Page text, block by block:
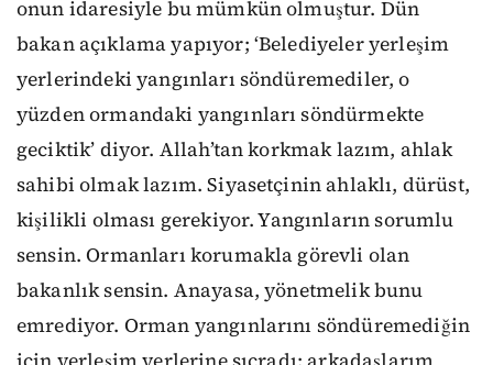
onun idaresiyle bu mümkün olmuştur. Dün
bakan açıklama yapıyor; ‘Belediyeler yerleşim
yerlerindeki yangınları söndüremediler, o
yüzden ormandaki yangınları söndürmekte
geciktik’ diyor. Allah’tan korkmak lazım, ahlak
sahibi olmak lazım. Siyasetçinin ahlaklı, dürüst,
kişilikli olması gerekiyor. Yangınların sorumlu
sensin. Ormanları korumakla görevli olan
bakanlık sensin. Anayasa, yönetmelik bunu
emrediyor. Orman yangınlarını söndüremediğin